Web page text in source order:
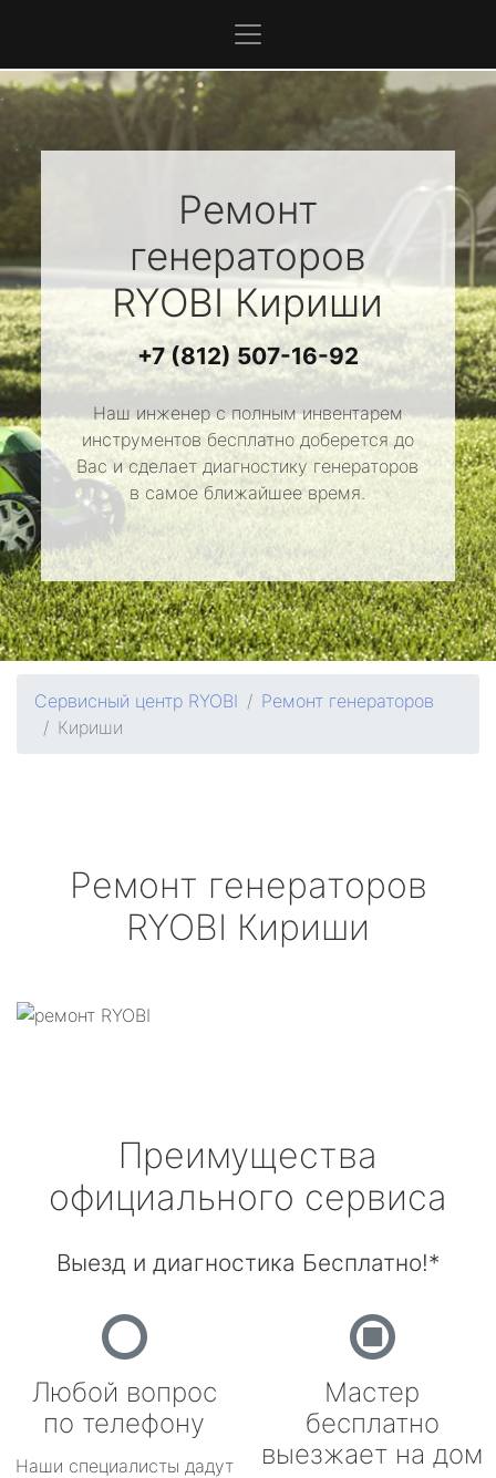
Ремонт
генераторов
RYOBIКириши
+7 (812) 507-16-92
Наш инженер с полным инвентарем
инструментов бесплатно доберется до
Вас и сделает диагностику генераторов
в самое ближайшее время.
Сервисный центр RYOBI
Ремонт генераторов
Кириши
Ремонт генераторов
RYOBI Кириши
Преимущества
официального сервиса
Выезд и диагностика Бесплатно!*
Любой вопрос
по телефону
Наши специалисты дадут
Мастер
бесплатно
выезжает на дом